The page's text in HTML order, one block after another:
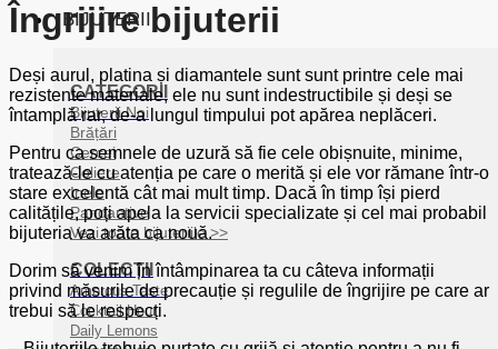
BIJUTERII
CATEGORII
Bijuterii Noi
Brățări
Cercei
Coliere
Inele
Pandantive
Vezi toate bijuteriile >>
COLECȚII
Amorous Taste
Cocktail Hour
Daily Lemons
Îngrijire bijuterii
Deși aurul, platina și diamantele sunt sunt printre cele mai
rezistente materiale, ele nu sunt indestructibile și deși se
întamplă rar, de-a lungul timpului pot apărea neplăceri.
Pentru ca semnele de uzură să fie cele obișnuite, minime,
tratează-le cu atenția pe care o merită și ele vor rămane într-o
stare excelentă cât mai mult timp. Dacă în timp își pierd
calitățile, poți apela la servicii specializate și cel mai probabil
bijuteria va arăta ca nouă.
Dorim să venim în întâmpinarea ta cu câteva informații
privind măsurile de precauție și regulile de îngrijire pe care ar
trebui să le respecți.